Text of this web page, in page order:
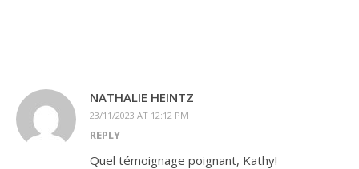
NATHALIE HEINTZ
23/11/2023 AT 12:12 PM
REPLY
Quel témoignage poignant, Kathy!